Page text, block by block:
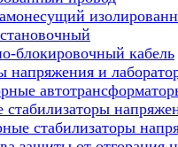
блокировочный кабель
напряжения и
стабилизаторы
стабилизаторы